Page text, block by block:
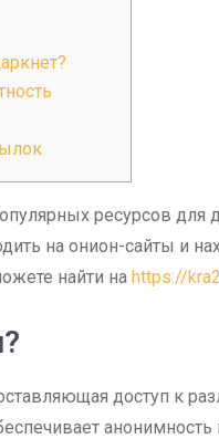
ресурсов для
на онион-сайты и
найти на https://
доступ к